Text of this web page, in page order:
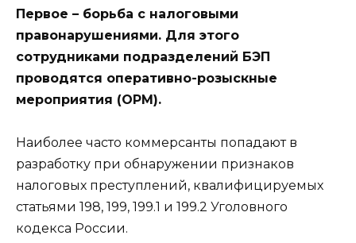
Первое – борьба с налоговыми
правонарушениями. Для этого
сотрудниками подразделений БЭП
проводятся оперативно-розыскные
мероприятия (ОРМ).
Наиболее часто коммерсанты попадают в
разработку при обнаружении признаков
налоговых преступлений, квалифицируемых
статьями 198, 199, 199.1 и 199.2 Уголовного
кодекса России.